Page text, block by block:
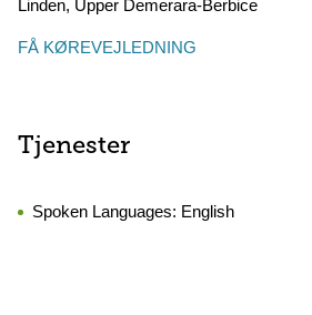
Linden, Upper Demerara-Berbice
FÅ KØREVEJLEDNING
Tjenester
Spoken Languages: English